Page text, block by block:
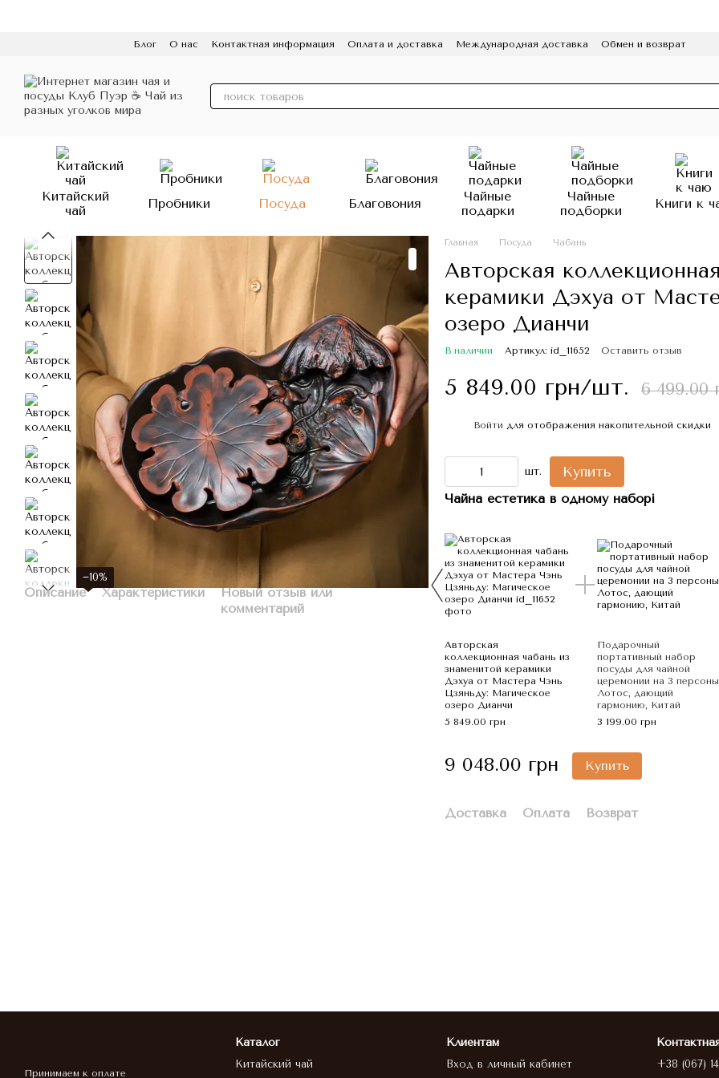
Блог О нас Контактная информация Оплата и доставка Международная доставка
Обмен и возврат
Китайский
чай
Пробники Посуда Благовония
Чайные
подарки
Чайные
подборки
Книги к
−10%
Описание Характеристики
Новый отзыв или
комментарий
Главная Посуда Чабань
Авторская
керамики Дэхуа от
озеро Дианчи
В наличии Артикул: id_11652 Оставить отзыв
5 849.00 грн/шт. 6 499.00
Войти для отображения накопительной скидки
шт. Купить
Чайна естетика в одному наборі
Авторская
коллекционная чабань из
знаменитой керамики
Дэхуа от Мастера Чэнь
Цзяньду: Магическое
озеро Дианчи
5 849.00 грн
Подарочный
портативный набор
посуды для чайной
церемонии на 3
Лотос, дающий
гармонию, Китай
3 199.00 грн
9 048.00 грн Купить
Доставка Оплата Возврат
Принимаем к оплате
Каталог
Китайский чай
Клиентам
Вход в личный кабинет
+38 (067)